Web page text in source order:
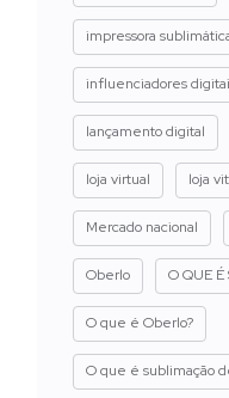
impressora
influenciadores
lançamento digital
loja virtual loja
Mercado nacional
Oberlo O QUE
O que é Oberlo?
O que é sublimação